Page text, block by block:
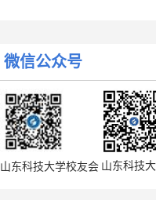
下一篇: 学校与彬县煤炭有
微信公众号
山东科技大学校友会 山东科技